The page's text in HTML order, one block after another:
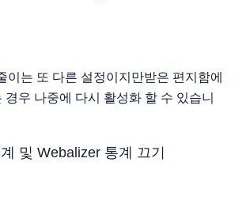
이는 또 다른 설정이지만받은 편지함에
경우 나중에 다시 활성화 할 수 있습니
및 Webalizer 통계 끄기